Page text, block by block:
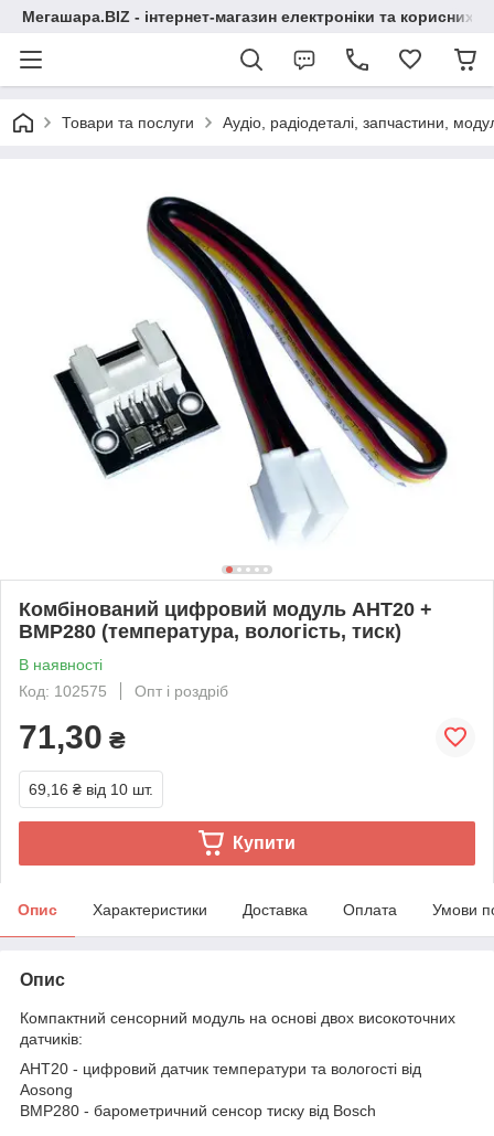
Мегашара.BIZ - інтернет-магазин електроніки та корисних
Товари та послуги Аудіо, радіодеталі, запчастини,
Комбінований цифровий модуль AHT20 +
BMP280 (температура, вологість, тиск)
В наявності
Код: 102575
Опт і роздріб
71,30 ₴
69,16 ₴ від 10 шт.
Купити
Опис Характеристики Доставка Оплата Умови
Опис
Компактний сенсорний модуль на основі двох високоточних
датчиків:
AHT20 - цифровий датчик температури та вологості від
Aosong
BMP280 - барометричний сенсор тиску від Bosch